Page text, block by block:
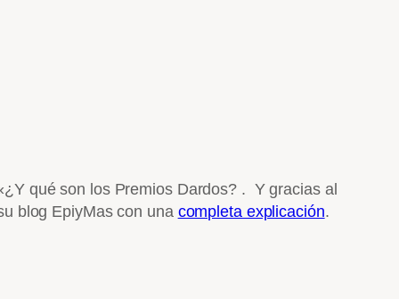
qué son los Premios Dardos? . Y gracias al
blog EpiyMas con una completa explicación.